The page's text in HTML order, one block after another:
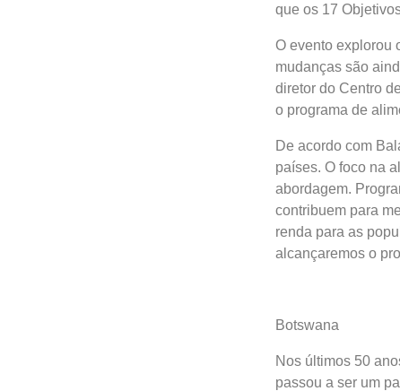
que os 17
O evento explorou
mudanças são
diretor do Centro
o programa de
De acordo com
países. O foco na
abordagem.
contribuem para
renda para as
alcançaremos o
Botswana
Nos últimos 50
passou a ser um